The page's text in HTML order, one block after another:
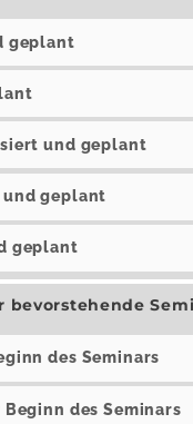
geplant
und geplant
geplant
geplant
bevorstehende
des Seminars
des Seminars